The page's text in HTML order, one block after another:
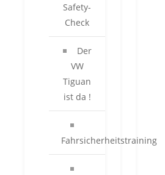
Safety-
Check
Der
VW
Tiguan
ist da !
Fahrsicherheitstraining